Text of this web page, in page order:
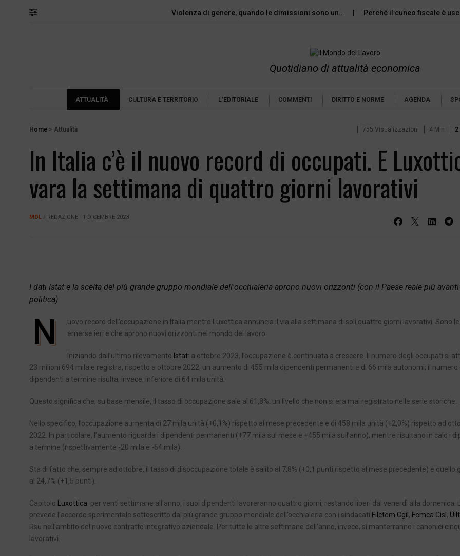
Violenza di genere, quando le dimissioni sono un… Perché il cuneo fiscale è
Quotidiano di attualità economica
ATTUALITÀ CULTURA E TERRITORIO L’EDITORIALE COMMENTI DIRITTO E NORME AGENDA
Home > Attualità 755 Visualizzazioni 4 Min 2
In Italia c’è il nuovo record di occupati. E
vara la settimana di quattro giorni lavorativi
MDL / REDAZIONE - 1 DICEMBRE 2023
I dati Istat e la scelta del più grande gruppo mondiale dell'occhialeria aprono nuovi orizzonti (con il Paese reale più
politica)
N
uovo record dell’occupazione in Italia mentre Luxottica annuncia il via alla settimana di soli quattro giorni lavorativi. Sono
emerse ieri e che aprono nuovi orizzonti nel mondo del lavoro.
Iniziando dall’ultimo rilevamento Istat: a ottobre 2023, l’occupazione è continuata a crescere. Il numero degli occupati si
23 milioni 694 mila e registra, rispetto a ottobre 2022, un aumento di 455 mila dipendenti permanenti e di 66 mila autonomi; il numero
dipendenti a termine risulta, invece, inferiore di 64 mila unità.
Questo significa che, su base mensile, il tasso di occupazione sale al 61,8%: un livello che non si era mai registrato nelle serie storiche.
Nello specifico, l’occupazione aumenta di 27 mila unità (+0,1%) rispetto al mese precedente e di 458 mila unità (+2,0%) rispetto ad
2022. In particolare, l’aumento riguarda i dipendenti permanenti (+77 mila sul mese e +455 mila sull’anno), mentre risultano in calo i
a termine (rispettivamente -20 mila e -64 mila).
Sta di fatto che, sempre ad ottobre, il tasso di disoccupazione totale è salito al 7,8% (+0,1 punti rispetto al mese precedente) e quello
al 24,7% (+1,5 punti).
Capitolo Luxottica: per venti settimane all’anno, i suoi dipendenti lavoreranno quattro giorni, restando liberi dal venerdì alla domenica.
prevede l’accordo sperimentale sottoscritto dal più grande gruppo mondiale dell’occhialeria con i sindacati Filctem Cgil , Femca Cisl ,
Rsu nell’ambito del nuovo contratto integrativo aziendale. Per tutte le altre settimane dell’anno, invece, si manterranno i canonici
lavorativi.